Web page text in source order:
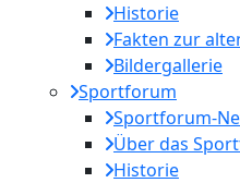
Historie
Fakten zur
Bildergallerie
Sportforum
Sportforum-
Über das
Historie